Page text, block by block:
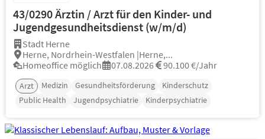
43/0290 Ärztin / Arzt für den Kinder- und
Jugendgesundheitsdienst (w/m/d)
Stadt Herne
Herne, Nordrhein-Westfalen |Herne,...
Homeoffice möglich
07.08.2026 90.100 €/Jahr
Arzt Medizin Gesundheitsförderung
Kinderschutz
Public Health
Jugendpsychiatrie Kinderpsychiatrie